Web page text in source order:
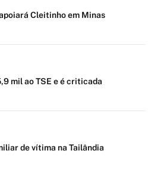
Cleitinho em Minas
mil ao TSE e é criticada
de vítima na Tailândia